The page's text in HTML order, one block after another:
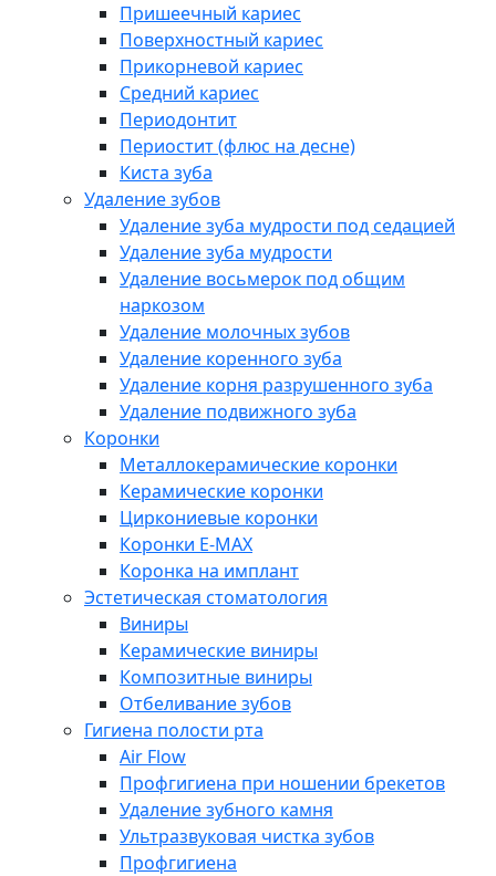
Пришеечный кариес
Поверхностный кариес
Прикорневой кариес
Средний кариес
Периодонтит
Периостит (флюс на десне)
Киста зуба
Удаление зубов
Удаление зуба мудрости под седацией
Удаление зуба мудрости
Удаление восьмерок под общим
наркозом
Удаление молочных зубов
Удаление коренного зуба
Удаление корня разрушенного зуба
Удаление подвижного зуба
Коронки
Металлокерамические коронки
Керамические коронки
Циркониевые коронки
Коронки E-MAX
Коронка на имплант
Эстетическая стоматология
Виниры
Керамические виниры
Композитные виниры
Отбеливание зубов
Гигиена полости рта
Air Flow
Профгигиена при ношении брекетов
Удаление зубного камня
Ультразвуковая чистка зубов
Профгигиена